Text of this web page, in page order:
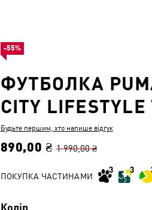
ФУТБОЛКА
CITY LIFESTYLE
Будьте першим, хто напише відгук
890,00 ₴ 1 990,00 ₴
ПОКУПКА ЧАСТИНАМИ
Колір
-55%